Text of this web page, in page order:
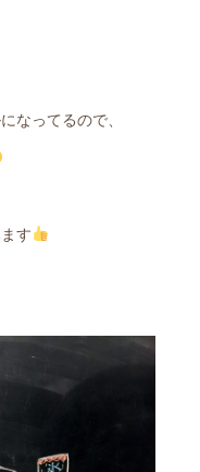
なってるので、
す